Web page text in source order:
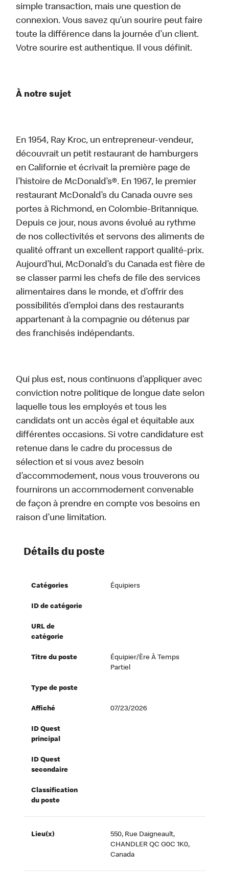
simple transaction, mais une question de
connexion. Vous savez qu’un sourire peut faire
toute la différence dans la journée d’un client.
Votre sourire est authentique. Il vous définit.
À notre sujet
En 1954, Ray Kroc, un entrepreneur-vendeur,
découvrait un petit restaurant de hamburgers
en Californie et écrivait la première page de
l’histoire de McDonald’s®. En 1967, le premier
restaurant McDonald’s du Canada ouvre ses
portes à Richmond, en Colombie-Britannique.
Depuis ce jour, nous avons évolué au rythme
de nos collectivités et servons des aliments de
qualité offrant un excellent rapport qualité-prix.
Aujourd’hui, McDonald’s du Canada est fière de
se classer parmi les chefs de file des services
alimentaires dans le monde, et d’offrir des
possibilités d’emploi dans des restaurants
appartenant à la compagnie ou détenus par
des franchisés indépendants.
Qui plus est, nous continuons d’appliquer avec
conviction notre politique de longue date selon
laquelle tous les employés et tous les
candidats ont un accès égal et équitable aux
différentes occasions. Si votre candidature est
retenue dans le cadre du processus de
sélection et si vous avez besoin
d’accommodement, nous vous trouverons ou
fournirons un accommodement convenable
de façon à prendre en compte vos besoins en
raison d’une limitation.
Détails du poste
Catégories Équipiers
ID de catégorie
URL de
catégorie
Titre du poste
Équipier/ère À Temps
Partiel
Type de poste
Affiché 07/23/2026
ID Quest
principal
ID Quest
secondaire
Classification
du poste
Lieu(x)
550, Rue Daigneault,
CHANDLER QC G0C 1K0,
Canada